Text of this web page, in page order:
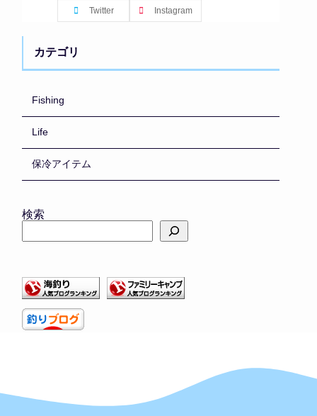
Twitter Instagram
カテゴリ
Fishing
Life
保冷アイテム
検索